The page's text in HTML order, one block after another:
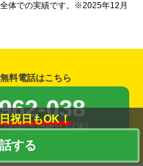
体での実績です。※2025年12月
料電話はこちら
038
土日祝日もOK)
祝日もOK！
する